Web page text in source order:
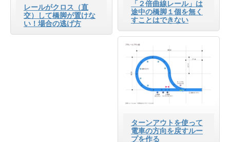
レールがクロス（直
交）して橋脚が置けな
い！場合の逃げ方
「２倍曲線レール」は
途中の橋脚１個を無く
すことはできない
ターンアウトを使って
電車の方向を戻すルー
プを作る